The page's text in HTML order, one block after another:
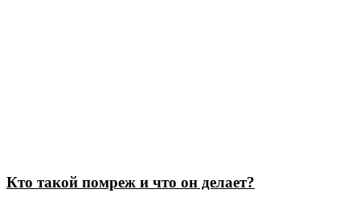
Кто такой помреж и что он делает?